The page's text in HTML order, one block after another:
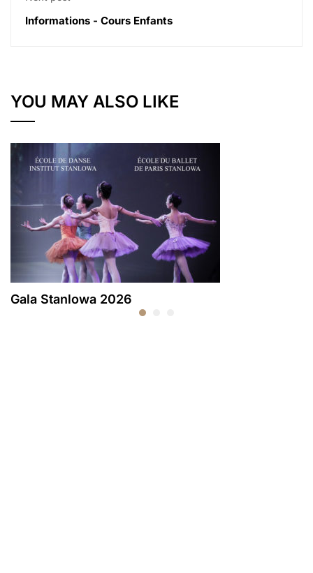
Informations - Cours Enfants
YOU MAY ALSO LIKE
Gala Stanlowa 2026